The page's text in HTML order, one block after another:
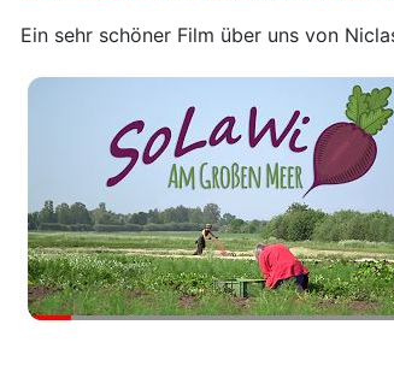
Ein sehr schöner Film über uns von